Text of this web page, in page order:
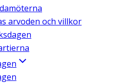
arvoden och villkor